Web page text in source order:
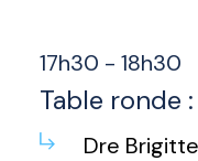
17h30 - 18h30
Table ronde :
Dre